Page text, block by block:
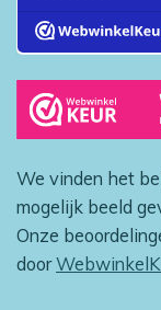
We vinden het
mogelijk beeld
Onze
door